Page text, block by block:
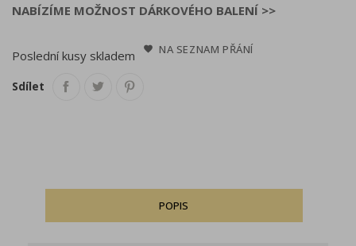
NABÍZÍME MOŽNOST DÁRKOVÉHO BALENÍ >>
Poslední kusy skladem NA SEZNAM PŘÁNÍ
Sdílet
POPIS